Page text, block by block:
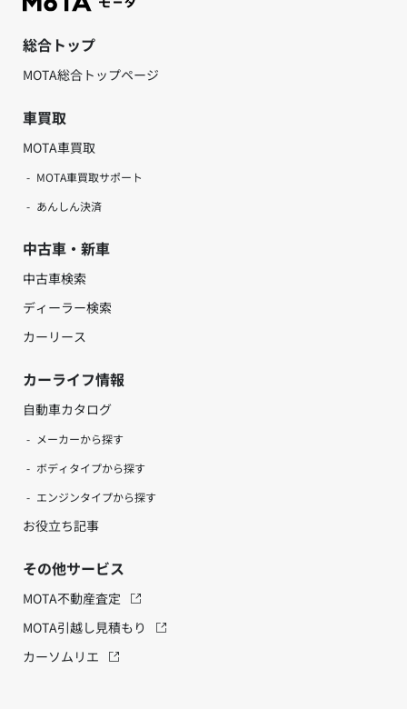
総合トップ
MOTA総合トップページ
車買取
MOTA車買取
MOTA車買取サポート
あんしん決済
中古車・新車
中古車検索
ディーラー検索
カーリース
カーライフ情報
自動車カタログ
メーカーから探す
ボディタイプから探す
エンジンタイプから探す
お役立ち記事
その他サービス
MOTA不動産査定
MOTA引越し見積もり
カーソムリエ